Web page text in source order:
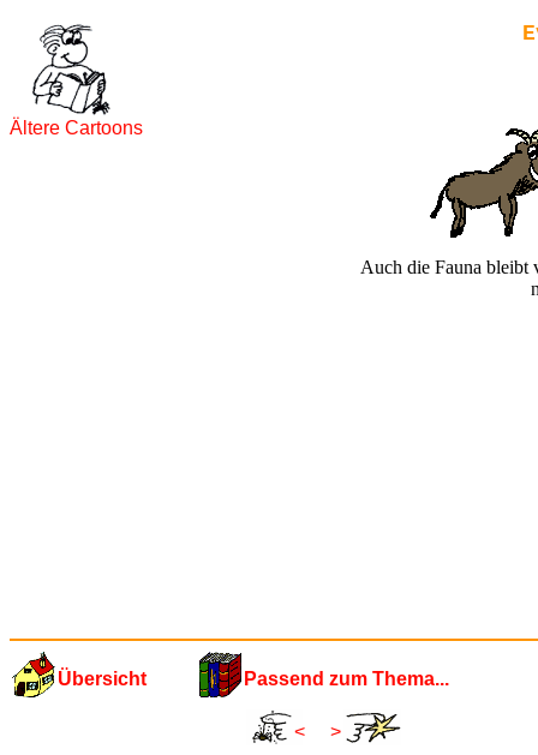
Ältere Cartoons
Auch die Fauna bleibt
Übersicht Passend zum Thema...
< >